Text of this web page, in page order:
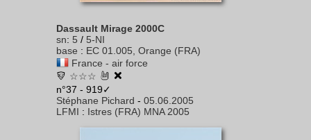
Dassault Mirage 2000C
sn: 5 / 5-NI
base : EC 01.005, Orange (FRA)
France - air force
☆☆☆
n°37 - 919✓
Stéphane Pichard - 05.06.2005
LFMI : Istres (FRA) MNA 2005